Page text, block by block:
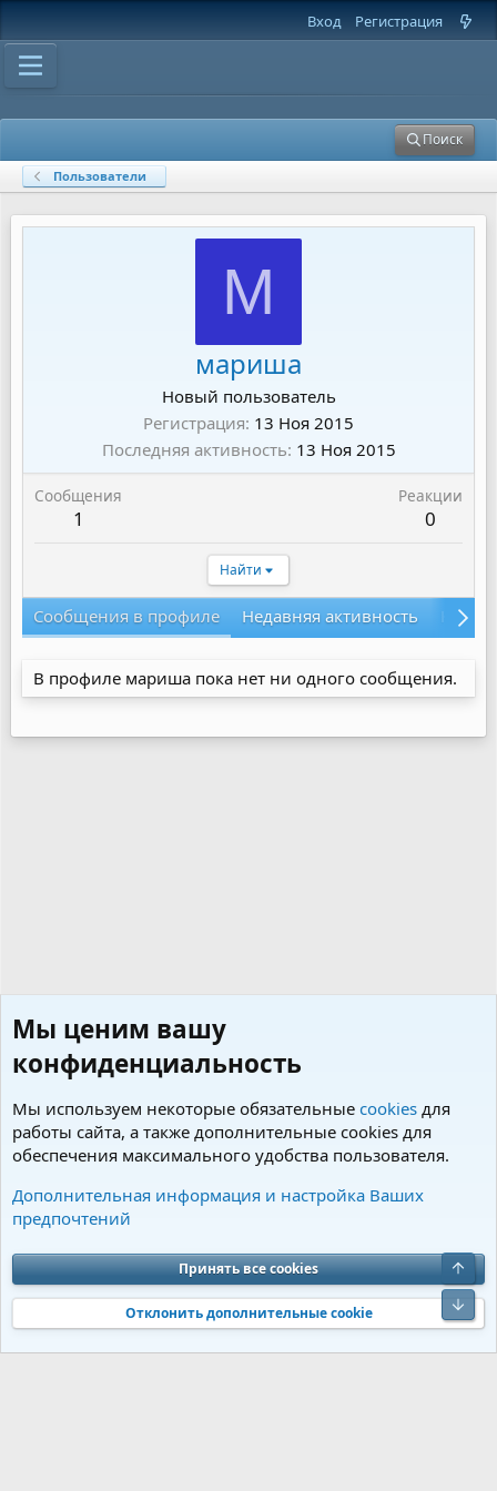
Вход Регистрация
Поиск
Пользователи
М
мариша
Новый пользователь
Регистрация 13 Ноя 2015
Последняя активность 13 Ноя 2015
Сообщения
1
Реакции
0
Найти
Сообщения в профиле Недавняя активность
В профиле мариша пока нет ни одного сообщения.
Пользователи
Cookies Charm by DCom
Обратная связь
Условия и правила
Политика конфиденциальности
Помощь
S
S
Community platform by XenForo® © 2010-2026 XenForo Ltd. Перевод от
Jumuro®|Media embeds via s9e/MediaSites
Мы ценим вашу
конфиденциальность
Мы используем некоторые обязательные cookies для
работы сайта, а также дополнительные cookies для
обеспечения максимального удобства пользователя.
Дополнительная информация и настройка Ваших
предпочтений
Принять все cookies
Отклонить дополнительные cookie
Верх
Низ